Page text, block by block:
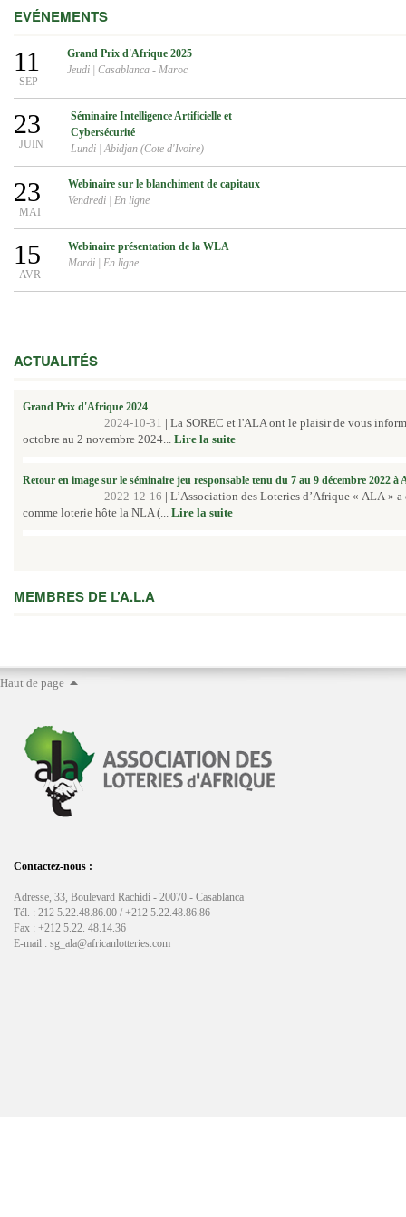
EVÉNEMENTS
11
SEP
Grand Prix d'Afrique 2025
Jeudi
Casablanca - Maroc
23
JUIN
Séminaire Intelligence Artificielle et
Cybersécurité
Lundi |Abidjan (Cote d'Ivoire)
23
MAI
Webinaire sur le blanchiment de capitaux
Vendredi
En ligne
15
AVR
Webinaire présentation de la WLA
Mardi
En ligne
ACTUALITÉS
Grand Prix d'Afrique 2024
2024-10-31 | La SOREC et l'ALA ont le plaisir de vous
octobre au 2 novembre 2024... Lire la suite
Retour en image sur le séminaire jeu responsable tenu du 7 au 9 décembre 2022 à
2022-12-16 | L’Association des Loteries d’Afrique « ALA »
comme loterie hôte la NLA (... Lire la suite
MEMBRES DE L’A.L.A
Haut de page
Contactez-nous :
Adresse, 33, Boulevard Rachidi - 20070 - Casablanca
Tél. : 212 5.22.48.86.00 / +212 5.22.48.86.86
Fax : +212 5.22. 48.14.36
E-mail : sg_ala@africanlotteries.com